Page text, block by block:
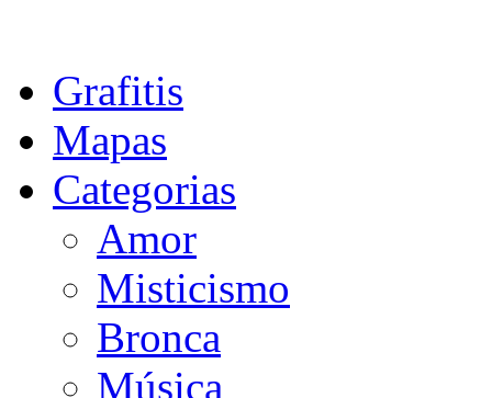
Grafitis
Mapas
Categorias
Amor
Misticismo
Bronca
Música